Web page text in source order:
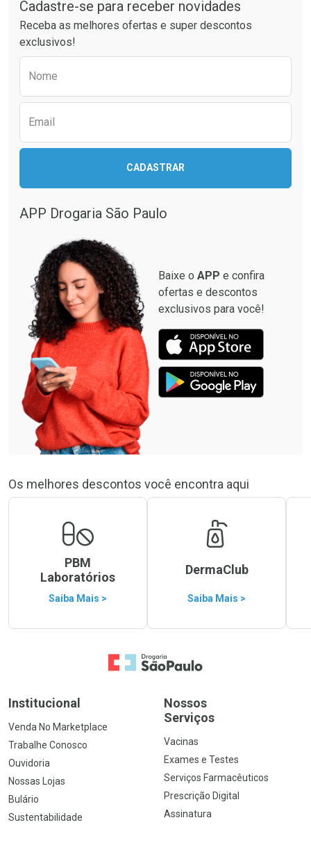
Comprar sem Desconto
Comprar sem Desconto
Comprar sem Desconto
Comprar sem Desconto
Cadastre-se para receber novidades
Receba as melhores ofertas e super descontos
exclusivos!
Nome
Email
CADASTRAR
APP Drogaria São Paulo
Baixe o APP e confira
ofertas e descontos
exclusivos para você!
Os melhores descontos você encontra aqui
PBM
Laboratórios
Saiba Mais >
DermaClub
Saiba Mais >
Ir para a Home
Institucional
Venda No Marketplace
Trabalhe Conosco
Ouvidoria
Nossas Lojas
Bulário
Sustentabilidade
Nossos
Serviços
Vacinas
Exames e Testes
Serviços Farmacêuticos
Prescrição Digital
Assinatura